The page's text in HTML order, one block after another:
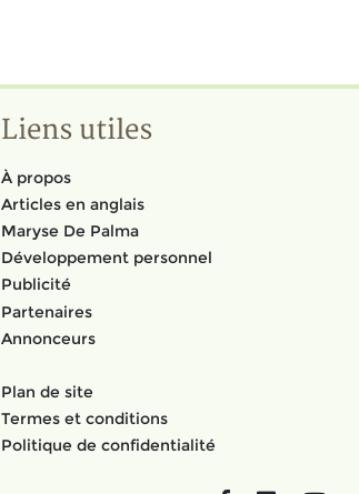
Liens utiles
À propos
Articles en anglais
Maryse De Palma
Développement personnel
Publicité
Partenaires
Annonceurs
Plan de site
Termes et conditions
Politique de confidentialité